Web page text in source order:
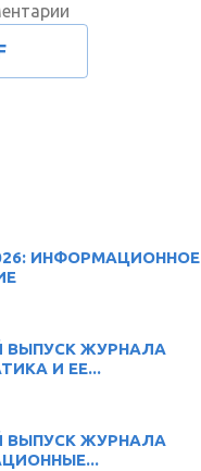
ИНФОРМАЦИОННОЕ
ВЫПУСК ЖУРНАЛА
И ЕЕ...
ВЫПУСК ЖУРНАЛА